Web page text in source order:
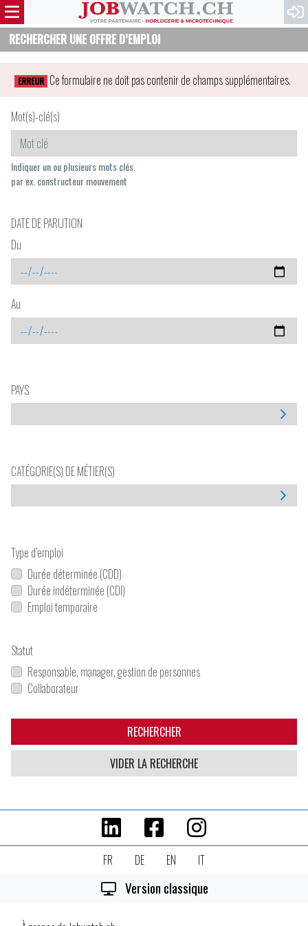
RECHERCHER UNE OFFRE D’EMPLOI
ERREUR Ce formulaire ne doit pas contenir de champs supplémentaires.
Mot(s)-clé(s)
Indiquer un ou plusieurs mots clés.
par ex. constructeur mouvement
DATE DE PARUTION
Du
Au
PAYS
CATÉGORIE(S) DE MÉTIER(S)
Type d’emploi
Durée déterminée (CDD)
Durée indéterminée (CDI)
Emploi temporaire
Statut
Responsable, manager, gestion de personnes
Collaborateur
RECHERCHER
VIDER LA RECHERCHE
FR DE EN IT
Version classique